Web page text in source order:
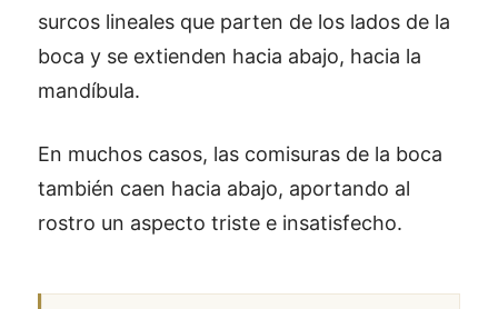
surcos lineales que parten de los lados de la
boca y se extienden hacia abajo, hacia la
mandíbula.
En muchos casos, las comisuras de la boca
también caen hacia abajo, aportando al
rostro un aspecto triste e insatisfecho.